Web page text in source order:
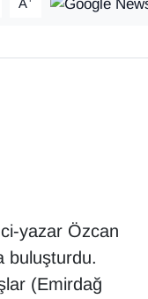
A
yazar Özcan
buluşturdu.
(Emirdağ